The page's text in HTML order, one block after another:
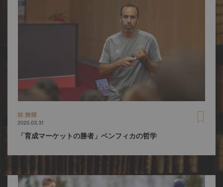
林 舞輝
2020.03.31
「育成マーケットの勝者」ベンフィカの哲学